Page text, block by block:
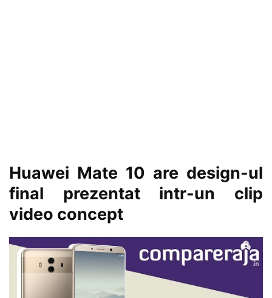
Huawei Mate 10 are design-ul
final prezentat intr-un clip
video concept